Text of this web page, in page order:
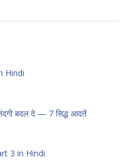
Hindi
बदल दे — 7 सिद्ध आदतें
3 in Hindi